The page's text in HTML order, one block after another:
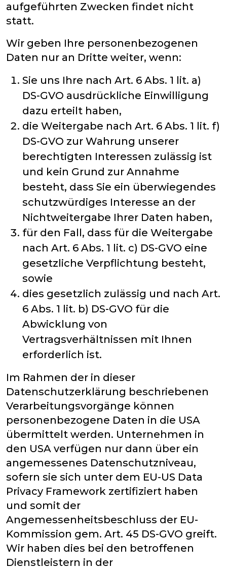
aufgeführten Zwecken findet nicht
statt.
Wir geben Ihre personenbezogenen
Daten nur an Dritte weiter, wenn:
Sie uns Ihre nach Art. 6 Abs. 1 lit. a)
DS-GVO ausdrückliche Einwilligung
dazu erteilt haben,
die Weitergabe nach Art. 6 Abs. 1 lit. f)
DS-GVO zur Wahrung unserer
berechtigten Interessen zulässig ist
und kein Grund zur Annahme
besteht, dass Sie ein überwiegendes
schutzwürdiges Interesse an der
Nichtweitergabe Ihrer Daten haben,
für den Fall, dass für die Weitergabe
nach Art. 6 Abs. 1 lit. c) DS-GVO eine
gesetzliche Verpflichtung besteht,
sowie
dies gesetzlich zulässig und nach Art.
6 Abs. 1 lit. b) DS-GVO für die
Abwicklung von
Vertragsverhältnissen mit Ihnen
erforderlich ist.
Im Rahmen der in dieser
Datenschutzerklärung beschriebenen
Verarbeitungsvorgänge können
personenbezogene Daten in die USA
übermittelt werden. Unternehmen in
den USA verfügen nur dann über ein
angemessenes Datenschutzniveau,
sofern sie sich unter dem EU-US Data
Privacy Framework zertifiziert haben
und somit der
Angemessenheitsbeschluss der EU-
Kommission gem. Art. 45 DS-GVO greift.
Wir haben dies bei den betroffenen
Dienstleistern in der